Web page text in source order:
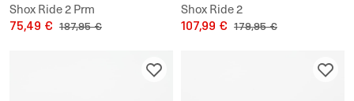
Shox Ride 2 Prm
75,49 € 187,95 €
Shox Ride 2
107,99 € 179,95 €